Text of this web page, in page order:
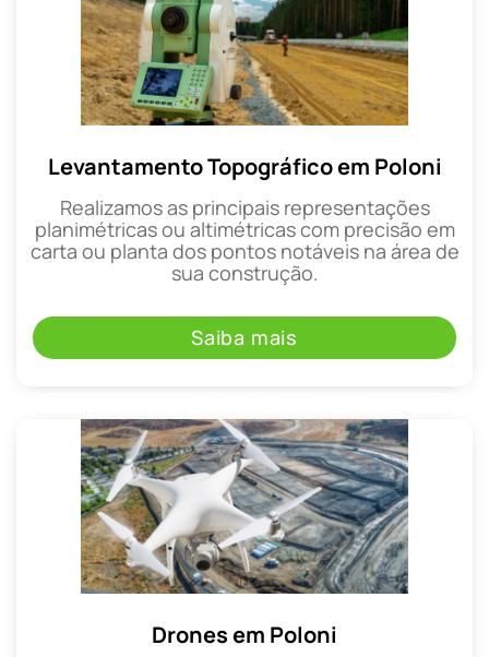
Levantamento Topográfico em Poloni
Realizamos as principais representações
planimétricas ou altimétricas com precisão em
carta ou planta dos pontos notáveis na área de
sua construção.
Saiba mais
Drones em Poloni